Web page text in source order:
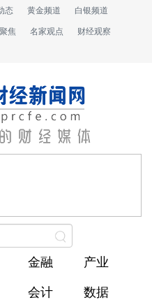
态 黄金频道 白银频道
焦 名家观点 财经观察
金融 产业
会计 数据